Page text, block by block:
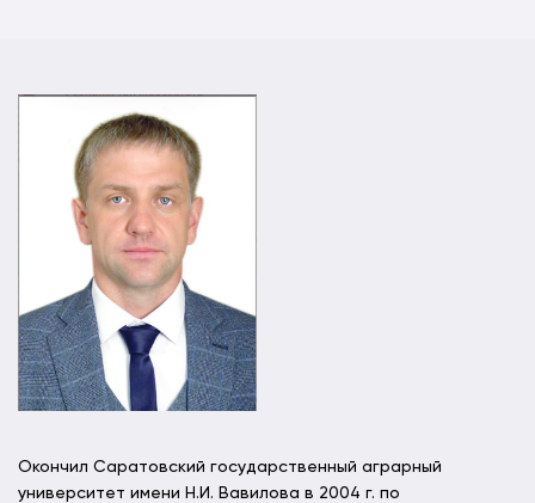
Окончил Саратовский государственный аграрный
университет имени Н.И. Вавилова в 2004 г. по